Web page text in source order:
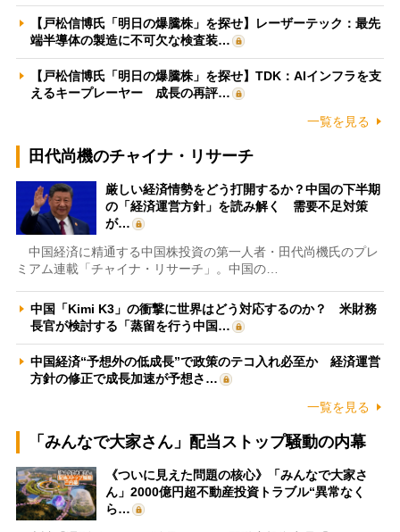
【戸松信博氏「明日の爆騰株」を探せ】レーザーテック：最先
端半導体の製造に不可欠な検査装…
【戸松信博氏「明日の爆騰株」を探せ】TDK：AIインフラを支
えるキープレーヤー 成長の再評…
一覧を見る
田代尚機のチャイナ・リサーチ
厳しい経済情勢をどう打開するか？中国の下半期
の「経済運営方針」を読み解く 需要不足対策
が…
中国経済に精通する中国株投資の第一人者・田代尚機氏のプレ
ミアム連載「チャイナ・リサーチ」。中国の…
中国「Kimi K3」の衝撃に世界はどう対応するのか？ 米財務
長官が検討する「蒸留を行う中国…
中国経済“予想外の低成長”で政策のテコ入れ必至か 経済運営
方針の修正で成長加速が予想さ…
一覧を見る
「みんなで大家さん」配当ストップ騒動の内幕
《ついに見えた問題の核心》「みんなで大家さ
ん」2000億円超不動産投資トラブル“異常なく
ら…